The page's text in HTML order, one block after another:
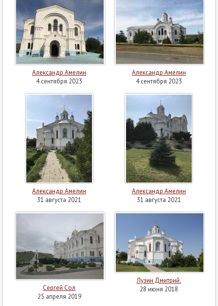
Александр Амелин
4 сентября 2023
Александр Амелин
4 сентября 2023
Александр Амелин
31 августа 2021
Александр Амелин
31 августа 2021
Сергей Сол
25 апреля 2019
Лузин Дмитрий.
28 июня 2018